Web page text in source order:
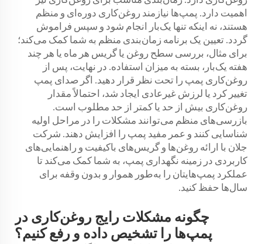
اهمیت دارد. پمپ‌ها نیازمند روغن‌کاری دوره‌ای و منظم
هستند، نه اینکه تنها یک‌بار انجام شود و سپس فراموش
گردد. تعیین یک برنامه زمان‌بندی منظم به شما کمک می‌کند؛
برای مثال، بررسی سطح روغن یا گریس هر ماه یا هر چند
هفته یک‌بار، بسته به میزان استفاده. در نهایت، پس از
روغن‌کاری پمپ را تحت نظر قرار دهید. اگر صدای پمپ
تغییر کرد یا لرزش غیرعادی ایجاد شد، احتمالاً مقدار
روغن‌کاری بیش از حد یا کمتر از حد مطلوب است.
بازرسی‌های منظم می‌توانند مشکلات را در مراحل اولیه
شناسایی کنند و عمر مفید پمپ را افزایش دهند. شرکت
جلان با ارائه روغن‌ها و گریس‌های باکیفیت و راهنمایی‌های
کاربردی در زمینه نگهداری پمپ، به شما کمک می‌کند تا
عملکرد پمپ‌هایتان را به‌طور هموار و بدون وقفه برای
سال‌ها حفظ کنید.
چگونه مشکلات رایج روغن‌کاری در
پمپ‌ها را تشخیص داده و رفع کنیم؟